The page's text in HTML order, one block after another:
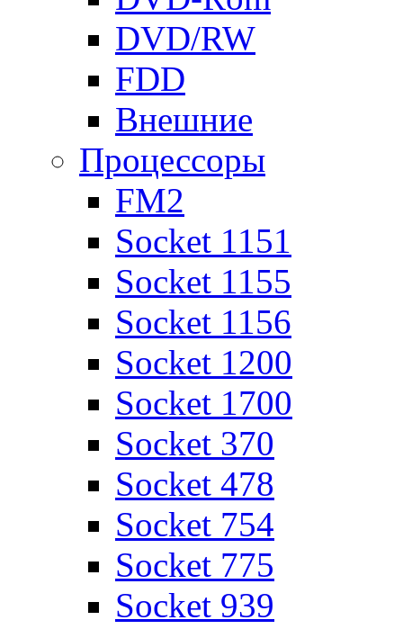
DVD/RW
FDD
Внешние
Процессоры
FM2
Socket 1151
Socket 1155
Socket 1156
Socket 1200
Socket 1700
Socket 370
Socket 478
Socket 754
Socket 775
Socket 939